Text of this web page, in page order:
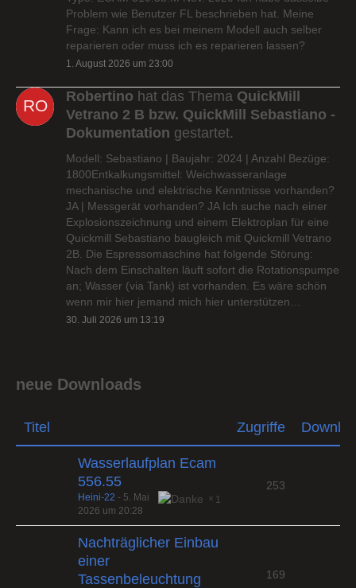
Problem wie Benutzer FL beschrieben hat. Meine
Frage: Kann ich es bei meinem Modell auch selber
reparieren oder muss ich es reparieren lassen?
1. August 2026 um 23:00
Robertino hat das Thema QuickMill
Vetrano 2 B bzw. QuickMill Sebastiano -
Dokumentation gestartet.
Modell: Sebastiano | Baujahr: 2024 | Anzahl Bezüge:
1800Entkalkungsmittel: Weichwasseranlage
mechanische und elektrische Kenntnisse vorhanden?
JA | Messgerät vorhanden? JA Ich suche nach einer
Explosionszeichnung und einem Elektroplan für eine
Quickmill Sebastiano baugleich mit Quickmill Vetrano
2B. Die Espressomaschine hat folgende Störung:
Nach dem Einschalten läuft sofort die Rotationspumpe
an; Wasser (via Tank) ist vorhanden. Es wäre schön
wenn mir hier jemand mich hier unterstützen…
30. Juli 2026 um 13:19
neue Downloads
Titel Zugriffe
Wasserlaufplan Ecam
556.55
1
Heini-22 - 5. Mai
2026 um 20:28
253
Nachträglicher Einbau
einer
Tassenbeleuchtung
169